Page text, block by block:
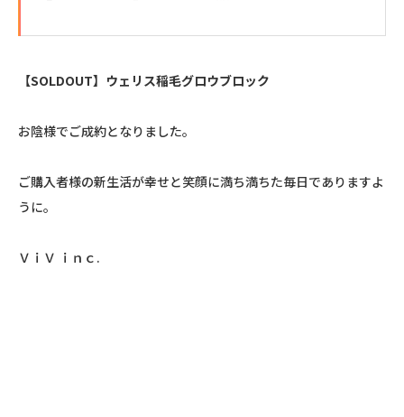
【SOLDOUT】ウェリス稲毛グロウブロック
お陰様でご成約となりました。
ご購入者様の新生活が幸せと笑顔に満ち満ちた毎日でありますよ
うに。
ＶｉＶ ｉｎｃ.